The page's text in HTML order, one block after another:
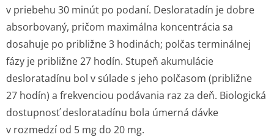
v priebehu 30 minút po podaní. Desloratadín je dobre
absorbovaný, pričom maximálna koncentrácia sa
dosahuje po približne 3 hodinách; polčas terminálnej
fázy je približne 27 hodín. Stupeň akumulácie
desloratadínu bol v súlade s jeho polčasom (približne
27 hodín) a frekvenciou podávania raz za deň. Biologická
dostupnosť desloratadínu bola úmerná dávke
v rozmedzí od 5 mg do 20 mg.